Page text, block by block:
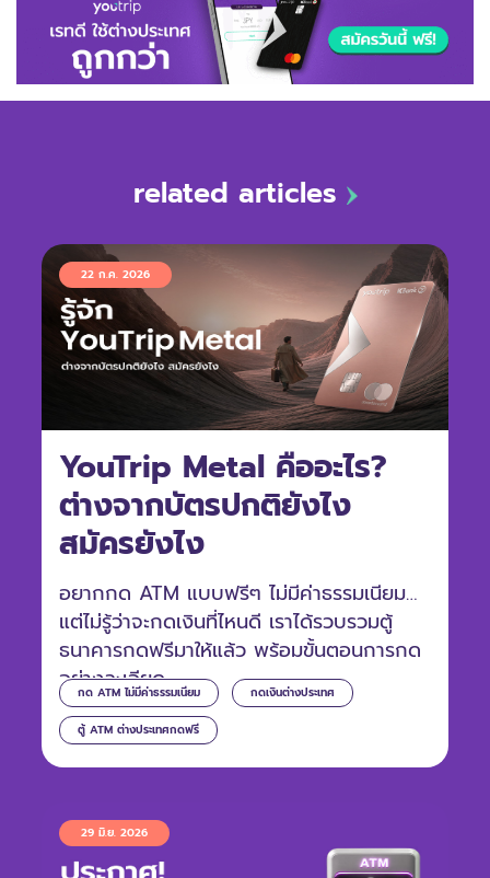
related articles
YouTrip Metal คืออะไร?
ต่างจากบัตรปกติยังไง
สมัครยังไง
22 ก.ค. 2026
กด ATM ไม่มีค่าธรรมเนียม กดเงินต่างประเทศ
ตู้ ATM ต่างประเทศกดฟรี
อยากกด ATM แบบฟรีๆ ไม่มีค่าธรรมเนียม
แต่ไม่รู้ว่าจะกดเงินที่ไหนดี เราได้รวบรวมตู้
ธนาคารกดฟรีมาให้แล้ว พร้อมขั้นตอนการกด
อย่างละเอียด
29 มิ.ย. 2026